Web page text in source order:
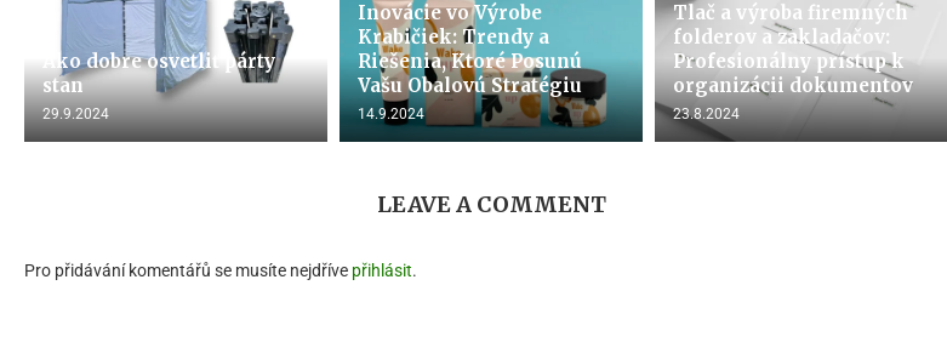
Ako dobre osvetliť párty
stan
29.9.2024
Inovácie vo Výrobe
Krabičiek: Trendy a
Riešenia, Ktoré Posunú
Vašu Obalovú Stratégiu
14.9.2024
Tlač a výroba firemných
folderov a zakladačov:
Profesionálny prístup k
organizácii dokumentov
23.8.2024
LEAVE A COMMENT
Pro přidávání komentářů se musíte nejdříve přihlásit.